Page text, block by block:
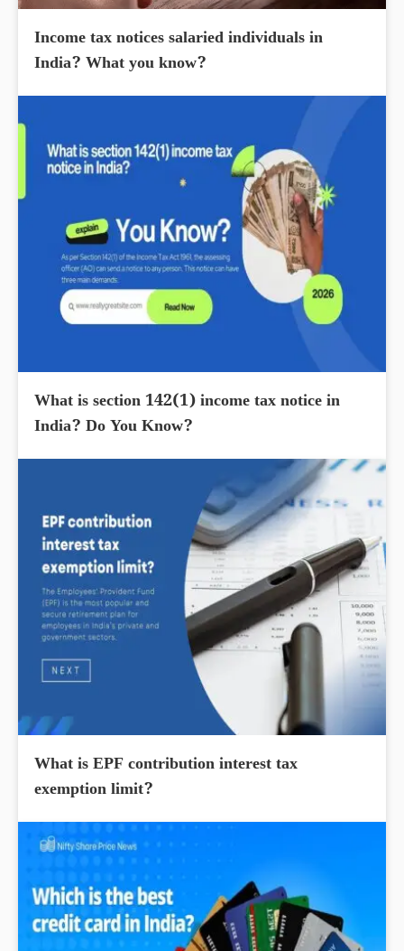
Income tax notices salaried individuals in
India? What you know?
What is section 142(1) income tax notice in
India? Do You Know?
What is EPF contribution interest tax
exemption limit?